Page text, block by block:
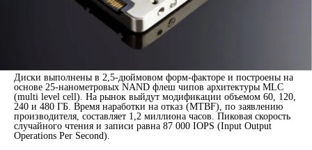
Диски выполнены в 2,5-дюймовом форм-факторе и построены на
основе 25-нанометровых NAND флеш чипов архитектуры MLC
(multi level cell). На рынок выйдут модификации объемом 60, 120,
240 и 480 ГБ. Время наработки на отказ (MTBF), по заявлению
производителя, составляет 1,2 миллиона часов. Пиковая скорость
случайного чтения и записи равна 87 000 IOPS (Input Output
Operations Per Second).